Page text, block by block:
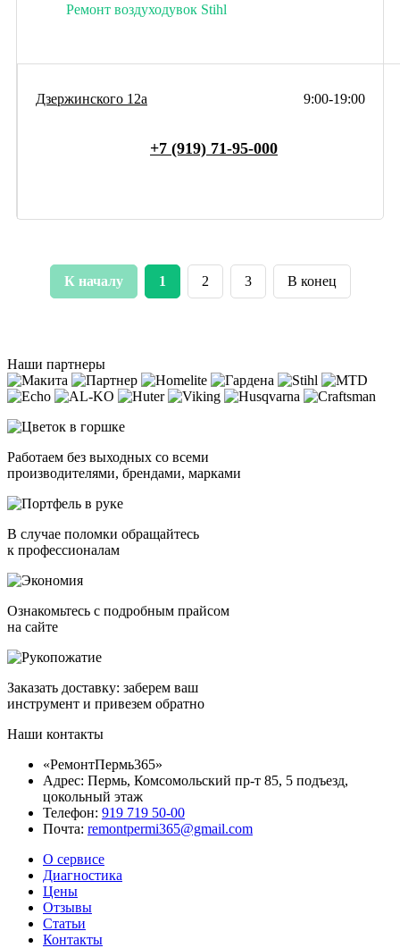
Ремонт воздуходувок Stihl
9:00-19:00
Дзержинского 12а
+7 (919) 71-95-000
К началу 1 2 3 В конец
Наши партнеры
Работаем без выходных со всеми
производителями, брендами, марками
В случае поломки обращайтесь
к профессионалам
Ознакомьтесь с подробным прайсом
на сайте
Заказать доставку: заберем ваш
инструмент и привезем обратно
Наши контакты
«РемонтПермь365»
Адрес: Пермь, Комсомольский пр-т 85, 5 подъезд,
цокольный этаж
Телефон: 919 719 50-00
Почта: remontpermi365@gmail.com
О сервисе
Диагностика
Цены
Отзывы
Статьи
Контакты